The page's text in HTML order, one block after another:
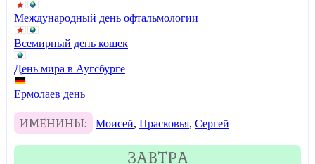
Международный день офтальмологии
Всемирный день кошек
День мира в Аугсбурге
Ермолаев день
ИМЕНИНЫ: Моисей, Прасковья, Сергей
ЗАВТРА